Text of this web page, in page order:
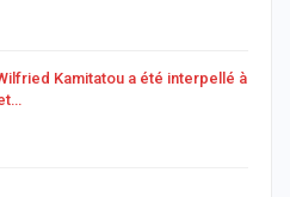
Kamitatou a été interpellé à